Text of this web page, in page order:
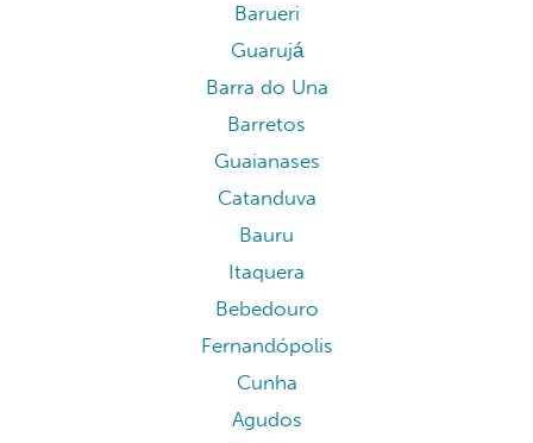
Barueri
Guarujá
Barra do Una
Barretos
Guaianases
Catanduva
Bauru
Itaquera
Bebedouro
Fernandópolis
Cunha
Agudos